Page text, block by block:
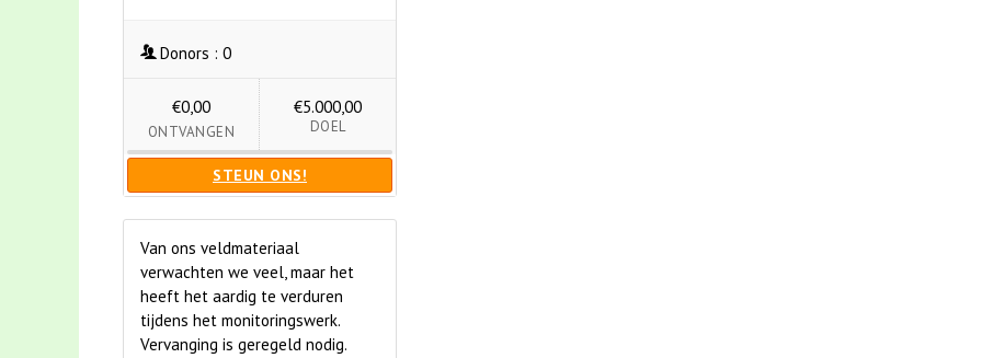
Donors : 0
€0,00
ONTVANGEN
€5.000,00
DOEL
STEUN ONS!
Van ons veldmateriaal
verwachten we veel, maar het
heeft het aardig te verduren
tijdens het monitoringswerk.
Vervanging is geregeld nodig.